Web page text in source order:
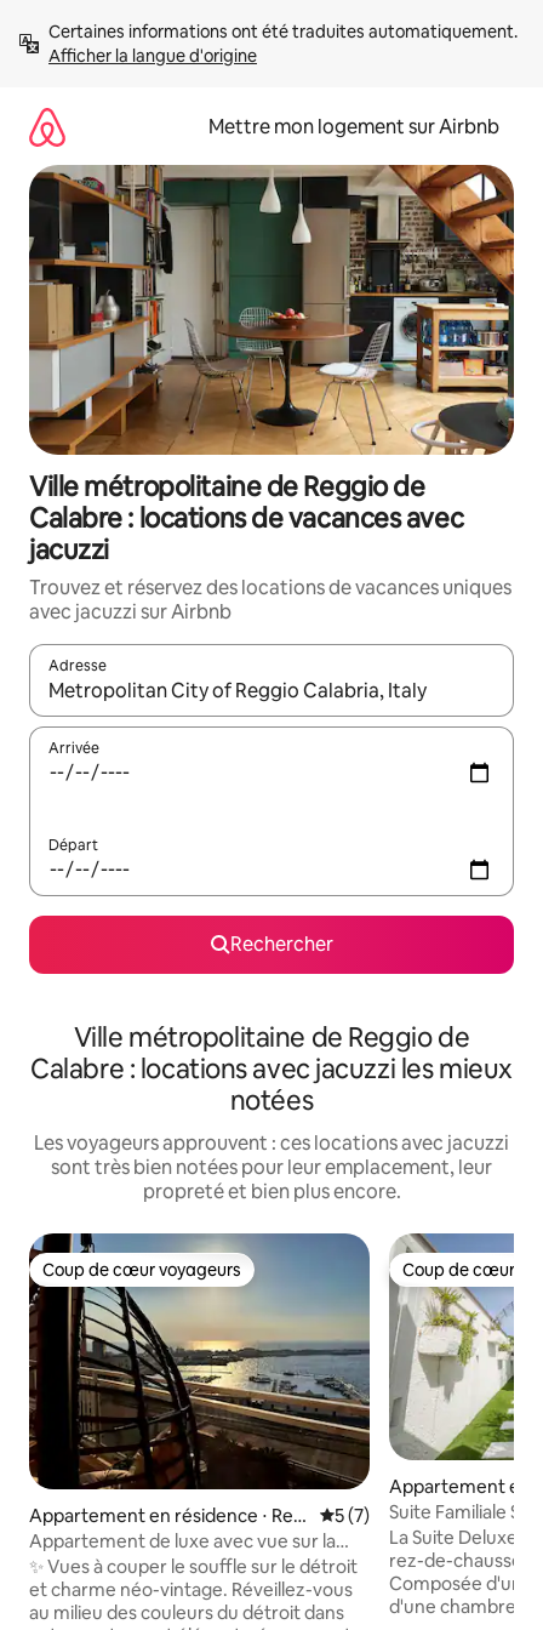
directement
Afficher la langue d'origine
Mettre mon logement sur Airbnb
Ville métropolitaine de Reggio de
Calabre : locations de vacances avec
jacuzzi
Trouvez et réservez des locations de vacances uniques
avec jacuzzi sur Airbnb
Adresse
Lorsque les résultats s'affichent, utilisez les flèches vers le
Arrivée
Départ
Rechercher
Ville métropolitaine de Reggio de
Calabre : locations avec jacuzzi les mieux
notées
Les voyageurs approuvent : ces locations avec jacuzzi
sont très bien notées pour leur emplacement, leur
propreté et bien plus encore.
Coup de cœur voyageurs
Coup de cœur voyageurs
Appartement en résidence ⋅ Reg
gio de Calabre
Évaluation moyenne sur
5 (7)
Appartement de luxe avec vue sur la
mer
✨ Vues à couper le souffle sur le détroit
et charme néo-vintage. Réveillez-vous
au milieu des couleurs du détroit dans
Coup de cœur
Coup de cœur
Appartement en
mi
Suite Familiale
La Suite Deluxe
rez-de-chaussée,
Composée d'une
d'une chambre